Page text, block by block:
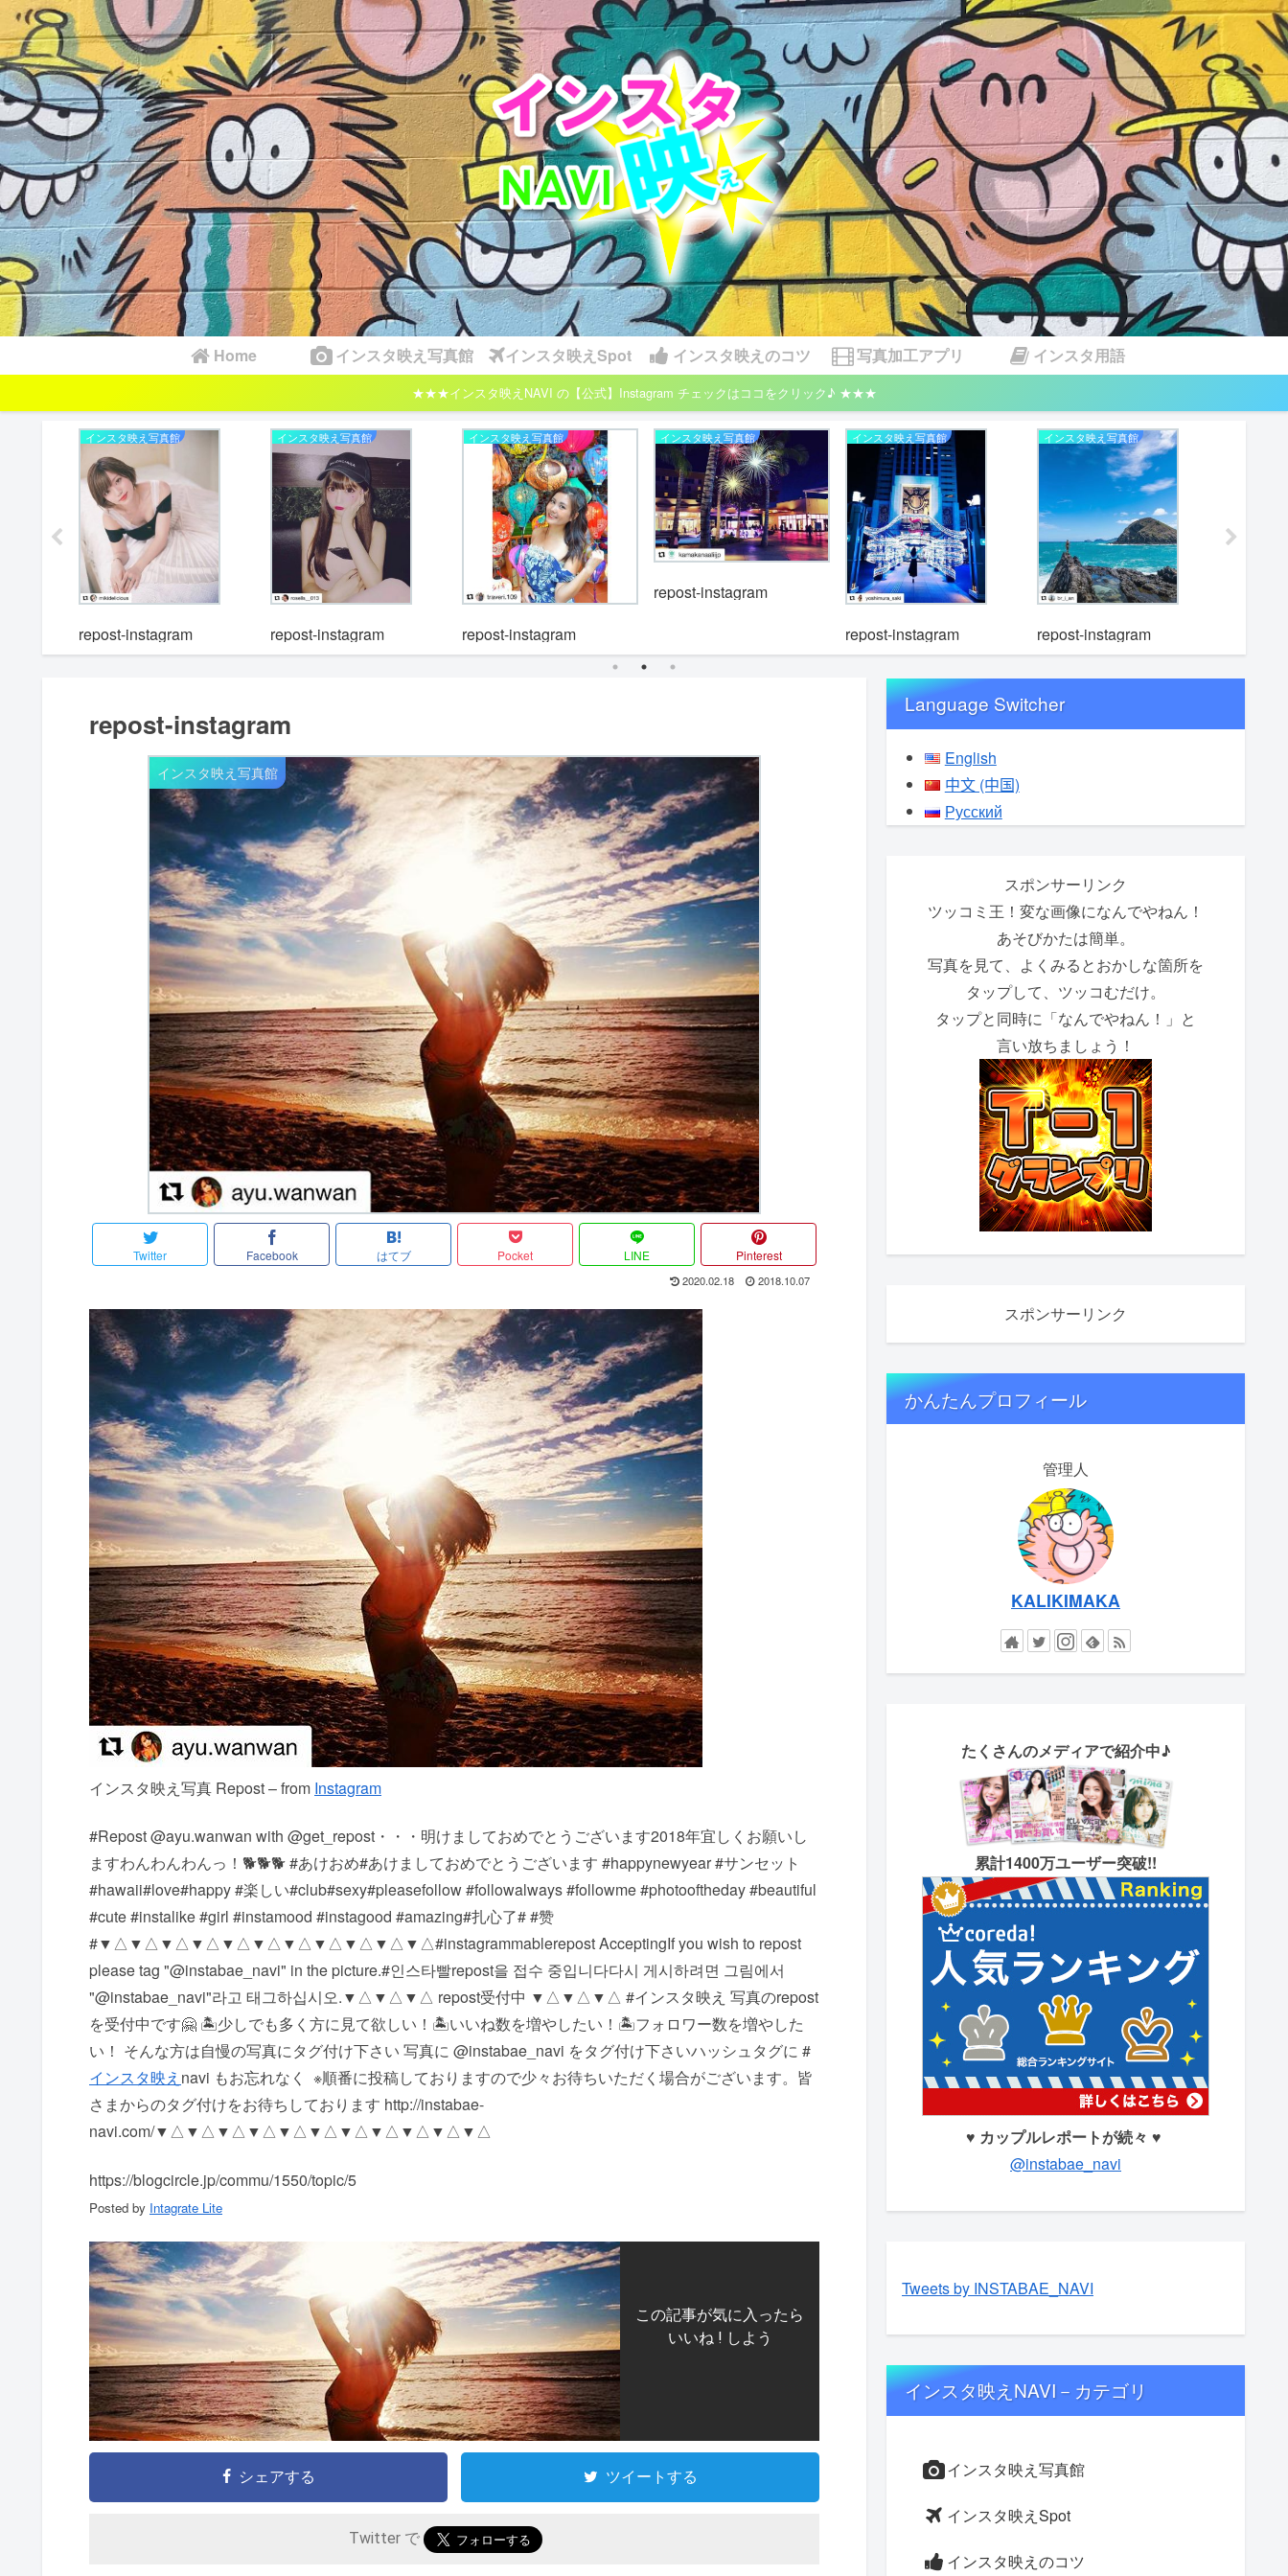
Home インスタ映え写真館 インスタ映えSpot インスタ映えのコツ 写真加工アプリ インスタ用語
★★★インスタ映えNAVI の【公式】Instagram チェックはココをクリック♪ ★★★
インスタ映え写真館
repost-instagram
インスタ映え写真館
repost-instagram
インスタ映え写真館
repost-instagram
インスタ映え写真館
repost-instagram
インスタ映え写真館
repost-instagram
インスタ映え写真館
repost-instagram
repost-instagram
インスタ映え写真館
Twitter Facebook はてブ Pocket LINE Pinterest
2020.02.18 2018.10.07
インスタ映え写真 Repost – from Instagram
#Repost @ayu.wanwan with @get_repost・・・明けましておめでとうございます2018年宜しくお願いし
ますわんわんわんっ！🐕🐕🐕 #あけおめ#あけましておめでとうございます #happynewyear #サンセット
#hawaii#love#happy #楽しい#club#sexy#pleasefollow #followalways #followme #photooftheday #beautiful
#cute #instalike #girl #instamood #instagood #amazing#扎心了# #赞
# ▼△▼△▼△▼△▼△▼△▼△▼△▼△▼△▼△ #instagrammable repost Accepting If you wish to repost
please tag "@instabae_navi" in the picture. #인스타빨 repost을 접수 중입니다 다시 게시하려면 그림에서
"@instabae_navi"라고 태그하십시오. ▼△▼△▼△ repost受付中 ▼△▼△▼△ #インスタ映え 写真のrepost
を受付中です🤗 🏝少しでも多く方に見て欲しい！ 🏝いいね数を増やしたい！ 🏝フォロワー数を増やした
い！ そんな方は自慢の写真にタグ付け下さい 写真に @instabae_navi をタグ付け下さい️ ハッシュタグに #
インスタ映え navi もお忘れなく ️ ※順番に投稿しておりますので少々お待ちいただく場合がございます。 皆
さまからのタグ付けをお待ちしております http://instabae-
navi.com/ ▼△▼△▼△▼△▼△▼△▼△▼△▼△▼△▼△
https://blogcircle.jp/commu/1550/topic/5
Posted by Intagrate Lite
この記事が気に入ったら
いいね ! しよう
シェアする ツイートする
Twitter で
Language Switcher
English
中文 (中国)
Русский
スポンサーリンク
ツッコミ王！変な画像になんでやねん！
あそびかたは簡単。
写真を見て、よくみるとおかしな箇所を
タップして、ツッコむだけ。
タップと同時に「なんでやねん！」と
言い放ちましょう！
スポンサーリンク
かんたんプロフィール
管理人
KALIKIMAKA
たくさんのメディアで紹介中♪
累計1400万ユーザー突破!!
♥ カップルレポートが続々 ♥
@instabae_navi
Tweets by INSTABAE_NAVI
インスタ映えNAVI－カテゴリ
インスタ映え写真館
インスタ映えSpot
インスタ映えのコツ